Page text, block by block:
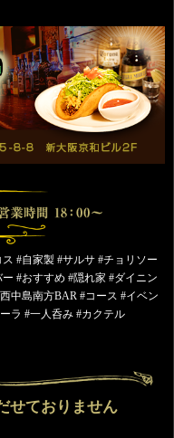
#自家製 #サルサ #チョリソー
#おすすめ #隠れ家 #ダイニン
中島南方BAR #コース #イベン
ラ #一人呑み #カクテル
せておりません